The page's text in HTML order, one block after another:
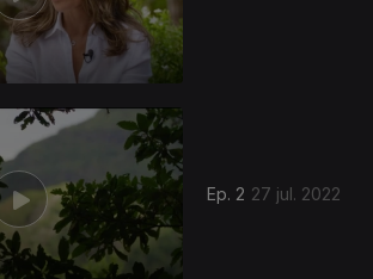
Ep. 2 27 jul. 2022